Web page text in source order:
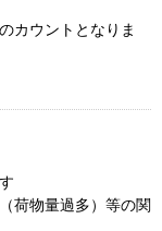
カウントとなりま
荷物量過多）等の関